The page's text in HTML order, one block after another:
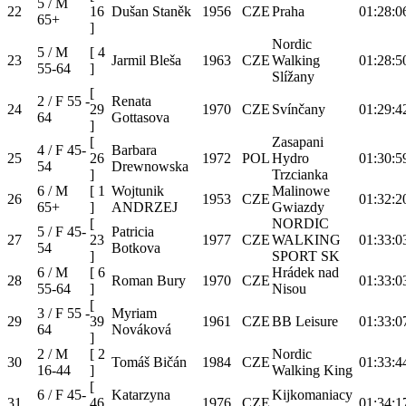
22
5 / M
65+
16
]
Dušan Staněk 1956 CZEPraha
23
5 / M
55-64
[ 4
]
Jarmil Bleša 1963 CZE
Nordic
Walking
Slížany
24
2 / F 55 -
64
[
29
]
Renata
Gottasova
1970 CZE Svínčany
25
4 / F 45-
54
[
26
]
Barbara
Drewnowska
1972 POL
Zasapani
Hydro
Trzcianka
26
6 / M
65+
[ 1
]
Wojtunik
ANDRZEJ
1953 CZE
Malinowe
Gwiazdy
27
5 / F 45-
54
[
23
]
Patricia
Botkova
1977 CZE
NORDIC
WALKING
SPORT SK
28
6 / M
55-64
[ 6
]
Roman Bury 1970 CZE
Hrádek nad
Nisou
29
3 / F 55 -
64
[
39
]
Myriam
Nováková
1961 CZEBB Leisure
30
2 / M
16-44
[ 2
]
Tomáš Bičán 1984 CZE
Nordic
Walking King
6 / F 45-
[
Katarzyna
Kijkomaniacy